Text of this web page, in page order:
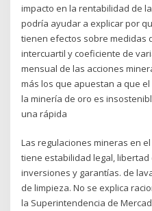
impacto en la rentabilidad de
podría ayudar a explicar por
tienen efectos sobre medidas
intercuartil y coeficiente de
mensual de las acciones
más los que apuestan a que
la minería de oro es
una rápida
Las regulaciones mineras en
tiene estabilidad legal,
inversiones y garantías. de
de limpieza. No se explica
la Superintendencia de